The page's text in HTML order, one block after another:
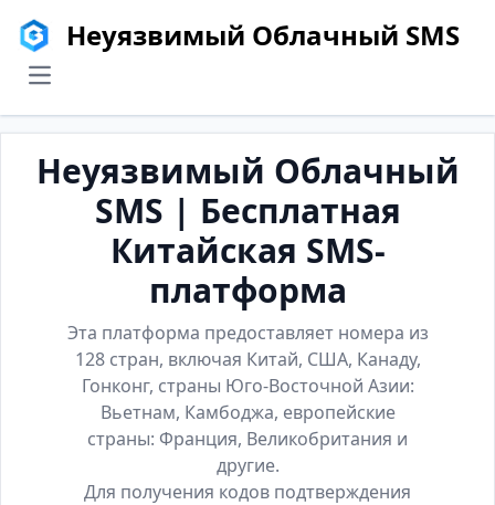
Неуязвимый Облачный SMS
menu
Неуязвимый Облачный
SMS | Бесплатная
Китайская SMS-
платформа
Эта платформа предоставляет номера из
128 стран, включая Китай, США, Канаду,
Гонконг, страны Юго-Восточной Азии:
Вьетнам, Камбоджа, европейские
страны: Франция, Великобритания и
другие.
Для получения кодов подтверждения